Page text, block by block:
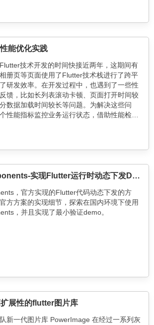
内容分享的诉求，闲鱼技术团队主动做了分
用户。为此我们针对 Miui 长截屏功能做了适
能优化实践
技术开发的时间快接近两年，这期间有
册页等页面使用了Flutter技术栈进行了跨平
研发效率。在开发过程中，也遇到了一些性
馈，比如长列表滚动卡顿、页面打开时间较
数据加载时间较长等问题。为解决这些问
性能指标监控业务运行状态，借助性能检测
们建立了线上性能监控系统，通过量化，治
，持续改善APP性能和用户体验。目前页面
过程中所遇到的问题和采取的主要优化方
Deferred Components-实现Flutter运行时动态下发Dart代码
，官方实现的Flutter代码动态下发的方
方方案的实现细节，探索在国内环境下使用
，并且实现了最小验证demo。
展性的flutter图片库
新一代图片库 PowerImage 在经过一系列灰